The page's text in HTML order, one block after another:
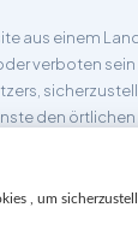
aus einem
verboten sein
den